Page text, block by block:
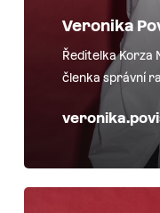
Veronika
Ředitelka Korza
členka správní